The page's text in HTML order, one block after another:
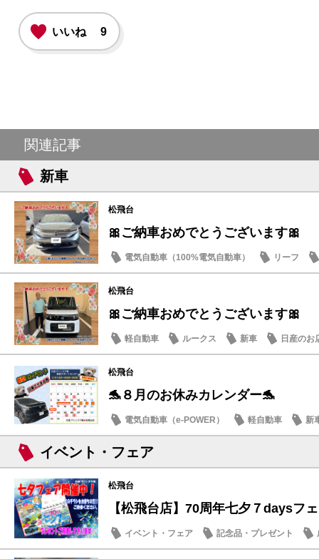
いいね 9
関連記事
新車
松飛台
🎀ご納車おめでとうございます🎀
電気自動車（100%電気自動車） リーフ
松飛台
🎀ご納車おめでとうございます🎀
軽自動車 ルークス 新車 日産のお
松飛台
🐬８月のお休みカレンダー🐬
電気自動車（e-POWER） 軽自動車
新
日産のお店
イベント・フェア
松飛台
【松飛台店】70周年七夕７daysフ
イベント・フェア 記念品・プレゼント
日産のお店